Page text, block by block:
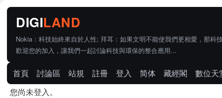
Nokia：科技始終來自於人性; 拜耳：如果文明不能使我們更相愛，那科
歡迎您的加入，讓我們一起討論科技與環保的整合應用...
首頁 討論區 站規 註冊 登入 简体 藏經閣
數位天
您尚未登入。